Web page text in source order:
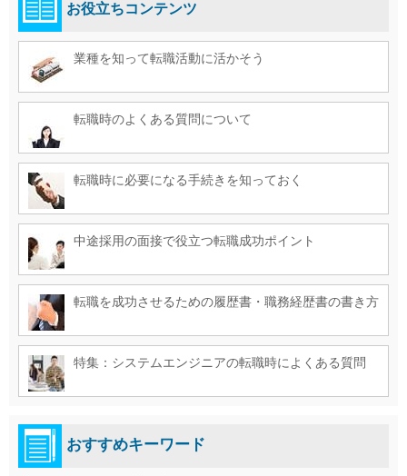
お役立ちコンテンツ
業種を知って転職活動に活かそう
転職時のよくある質問について
転職時に必要になる手続きを知っておく
中途採用の面接で役立つ転職成功ポイント
転職を成功させるための履歴書・職務経歴書の書き方
特集：システムエンジニアの転職時によくある質問
おすすめキーワード